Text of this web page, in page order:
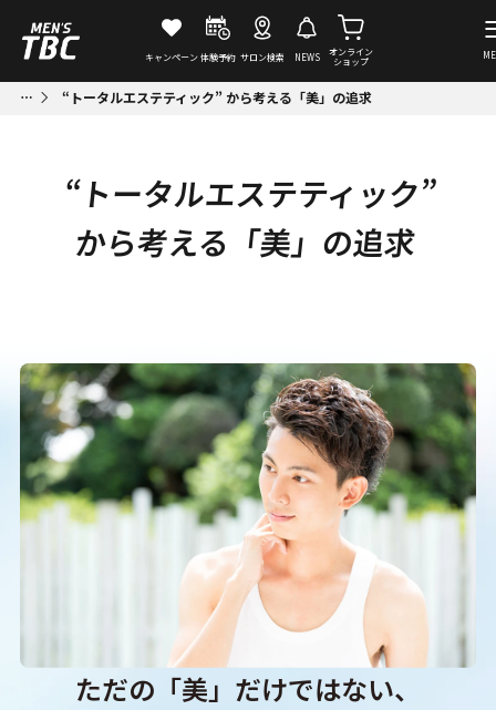
キャンペーン体験予約 サロン検索 NEWS
オンライン
ショップ
“トータルエステティック” から考える「美」の追求
“トータルエステティック”
から考える「美」の追求
ただの「美」だけではない、